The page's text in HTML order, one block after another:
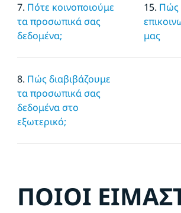
7. Πότε κοινοποιούμε
τα προσωπικά σας
δεδομένα;
15. Πώς
μας
8. Πώς διαβιβάζουμε
τα προσωπικά σας
δεδομένα στο
εξωτερικό;
ΠΟΙΟΙ